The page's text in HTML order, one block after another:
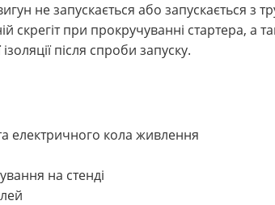
не запускається або запускається з
скрегіт при прокручуванні стартера, а
після спроби запуску.
електричного кола живлення
на стенді